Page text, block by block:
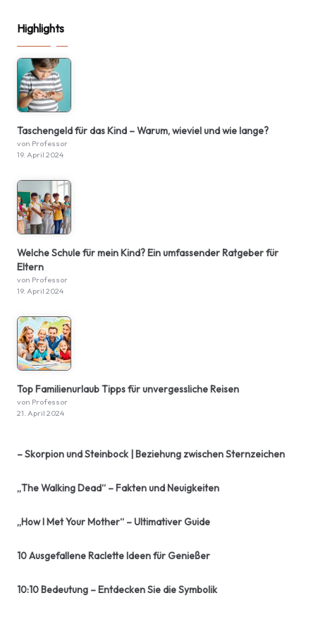
Highlights
Taschengeld für das Kind – Warum, wieviel und wie lange?
von Professor
19. April 2024
Welche Schule für mein Kind? Ein umfassender Ratgeber für
Eltern
von Professor
19. April 2024
Top Familienurlaub Tipps für unvergessliche Reisen
von Professor
21. April 2024
– Skorpion und Steinbock | Beziehung zwischen Sternzeichen
„The Walking Dead“ – Fakten und Neuigkeiten
„How I Met Your Mother“ – Ultimativer Guide
10 Ausgefallene Raclette Ideen für Genießer
10:10 Bedeutung – Entdecken Sie die Symbolik